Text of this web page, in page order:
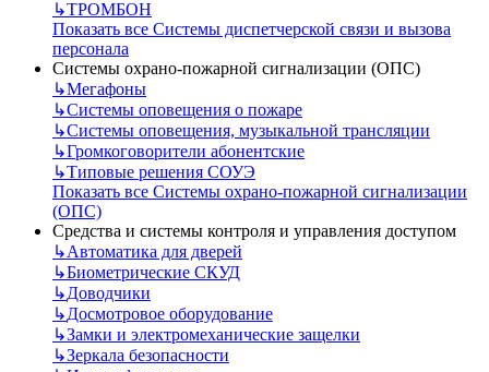
↳ТРОМБОН
Показать все Системы диспетчерской связи и вызова
персонала
Системы охрано-пожарной сигнализации (ОПС)
↳Мегафоны
↳Системы оповещения о пожаре
↳Системы оповещения, музыкальной трансляции
↳Громкоговорители абонентские
↳Типовые решения СОУЭ
Показать все Системы охрано-пожарной сигнализации
(ОПС)
Средства и системы контроля и управления доступом
↳Автоматика для дверей
↳Биометрические СКУД
↳Доводчики
↳Досмотровое оборудование
↳Замки и электромеханические защелки
↳Зеркала безопасности